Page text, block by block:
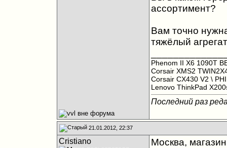
ассортимент?
Вам точно
тяжёлый
Phenom II X6 1090T
Corsair XMS2
Corsair CX430 V2 \
Lenovo ThinkPad
Последний раз
21.01.2012, 22:37
Cristiano Москва,